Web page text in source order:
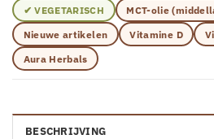
✔ VEGETARISCH
MCT-olie
Nieuwe artikelen
Vitamine D
Aura Herbals
BESCHRIJVING